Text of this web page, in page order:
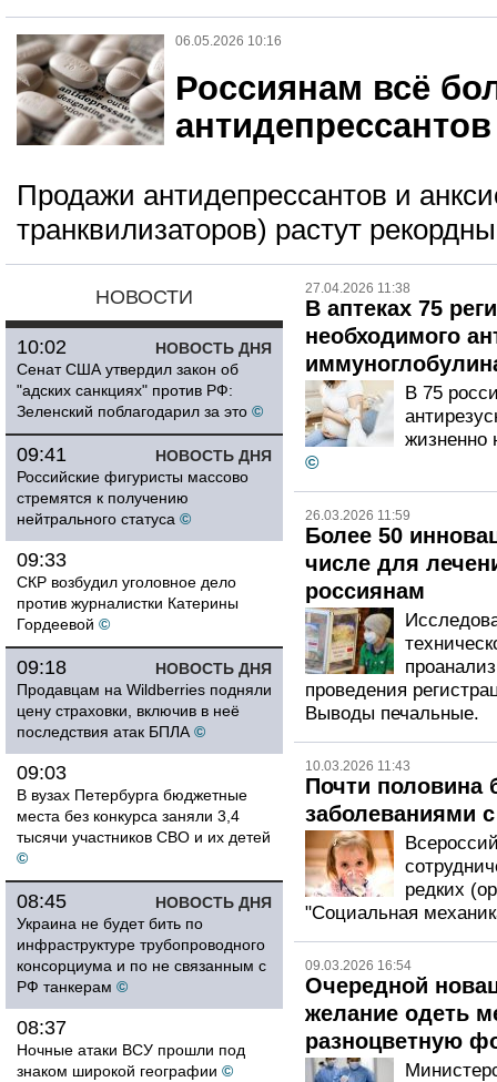
06.05.2026 10:16
Россиянам всё
Продажи антидепрессантов и
транквилизаторов) растут
НОВОСТИ
НОВОСТЬ ДНЯ
10:02
Сенат США утвердил закон об
"адских санкциях" против РФ:
Зеленский поблагодарил за это ©
НОВОСТЬ ДНЯ
09:41
Российские фигуристы массово
стремятся к получению
нейтрального статуса ©
09:33
СКР возбудил уголовное дело
против журналистки Катерины
Гордеевой ©
НОВОСТЬ ДНЯ
09:18
Продавцам на Wildberries подняли
цену страховки, включив в неё
последствия атак БПЛА ©
09:03
В вузах Петербурга бюджетные
места без конкурса заняли 3,4
тысячи участников СВО и их детей
©
НОВОСТЬ ДНЯ
08:45
Украина не будет бить по
инфраструктуре трубопроводного
консорциума и по не связанным с
РФ танкерам ©
08:37
Ночные атаки ВСУ прошли под
знаком широкой географии ©
27.04.2026 11:38
В аптеках 75
необходимого
В 75
жизненно
©
26.03.2026 11:59
Более 50
числе для
россиянам
проведения
Выводы печальные.
10.03.2026 11:43
Почти половина
заболеваниями
редких
"Социальная
09.03.2026 16:54
Очередной
желание одеть
разноцветную